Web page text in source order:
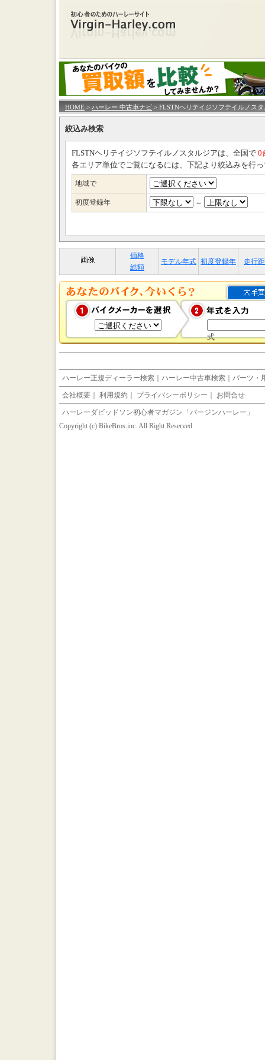
HOME > ハーレー 中古車ナビ > FLSTNヘリテイジソフテイルノス
絞込み検索
FLSTNヘリテイジソフテイルノスタルジアは、全国で 0
各エリア単位でご覧になるには、下記より絞込みを行
地域で
初度登録年 ～
価格
総額
モデル年式 初度登録年 走行
式
ハーレー正規ディーラー検索 ｜ ハーレー中古車検索 ｜ パーツ・
会社概要 ｜ 利用規約 ｜ プライバシーポリシー ｜ お問合せ
ハーレーダビッドソン初心者マガジン「バージンハーレー」
Copyright (c) BikeBros.inc. All Right Reserved